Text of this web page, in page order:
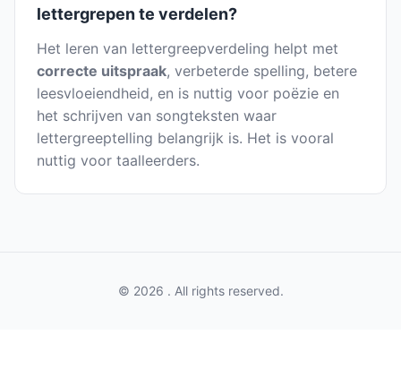
lettergrepen te verdelen?
Het leren van lettergreepverdeling helpt met
correcte uitspraak, verbeterde spelling, betere
leesvloeiendheid, en is nuttig voor poëzie en
het schrijven van songteksten waar
lettergreeptelling belangrijk is. Het is vooral
nuttig voor taalleerders.
© 2026 . All rights reserved.